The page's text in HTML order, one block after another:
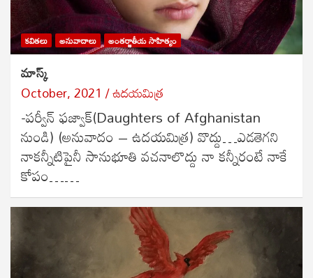
కవితలు అనువాదాలు అంతర్జాతీయ సాహిత్యం
మాస్క్
October, 2021 ఉదయమిత్ర
-పర్వీన్ ఫజ్వాక్(Daughters of Afghanistan
నుండి) (అనువాదం – ఉదయమిత్ర) వొద్దు…ఎడతెగని
నాకన్నీటిపైనీ సానుభూతి వచనాలొద్దు నా కన్నీరంటే నాకే
కోపం……